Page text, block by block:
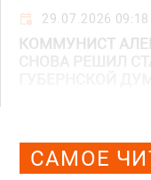
29.07.2026 09:18
КОММУНИСТ
СНОВА РЕШИЛ
САМОЕ